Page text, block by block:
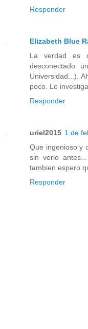
Responder
Elizabeth Blue
La verdad es
desconectado
Universidad...).
poco. Lo
Responder
uriel2015 1 de
Que ingenioso y
sin verlo
tambien espero
Responder